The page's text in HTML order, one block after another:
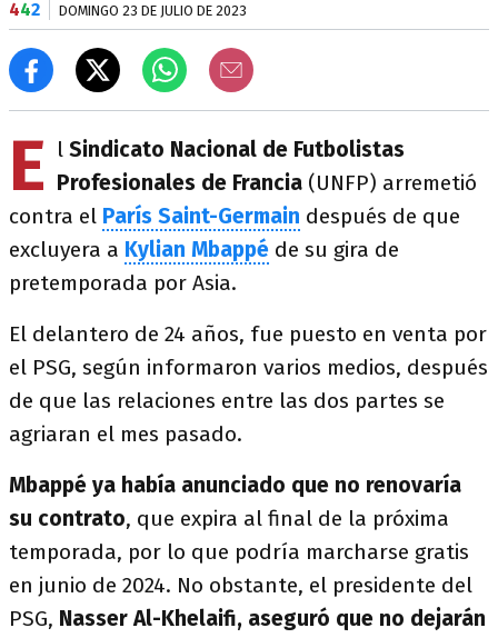
442 DOMINGO 23 DE JULIO DE 2023
E l Sindicato Nacional de Futbolistas
Profesionales de Francia (UNFP) arremetió
contra el París Saint-Germain después de que
excluyera a Kylian Mbappé de su gira de
pretemporada por Asia.
El delantero de 24 años, fue puesto en venta por
el PSG, según informaron varios medios, después
de que las relaciones entre las dos partes se
agriaran el mes pasado.
Mbappé ya había anunciado que no renovaría
su contrato, que expira al final de la próxima
temporada, por lo que podría marcharse gratis
en junio de 2024. No obstante, el presidente del
PSG, Nasser Al-Khelaifi, aseguró que no dejarán